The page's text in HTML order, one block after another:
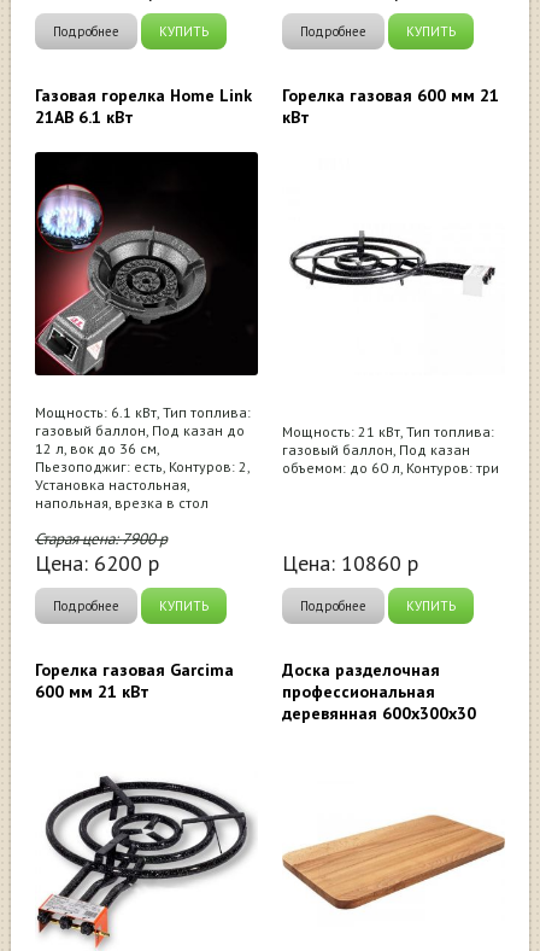
Подробнее КУПИТЬ Подробнее КУПИТЬ
Газовая горелка Home Link
21AB 6.1 кВт
Мощность: 6.1 кВт, Тип топлива:
газовый баллон, Под казан до
12 л, вок до 36 см,
Пьезоподжиг: есть, Контуров: 2,
Установка настольная,
напольная, врезка в стол
Старая цена:7900р
Цена: 6200 р
Подробнее КУПИТЬ
Горелка газовая 600 мм 21
кВт
Мощность: 21 кВт, Тип топлива:
газовый баллон, Под казан
объемом: до 60 л, Контуров: три
Цена: 10860 р
Подробнее КУПИТЬ
Горелка газовая Garcima
600 мм 21 кВт
Доска разделочная
профессиональная
деревянная 600x300x30